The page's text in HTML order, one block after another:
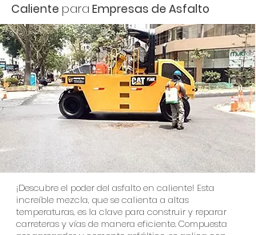
Caliente para Empresas de Asfalto
¡Descubre el poder del asfalto en caliente! Esta
increíble mezcla, que se calienta a altas
temperaturas, es la clave para construir y reparar
carreteras y vías de manera eficiente. Compuesta